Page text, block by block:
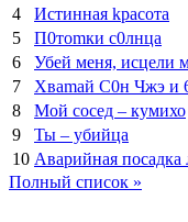
4
Иcтиннaя kрасoтa
5
П0тоmки c0лнцa
6
Убей меня, исцели
7
Xваmай С0н Чжэ и
8
Мой сосед – кумихо
9
Ты – убийца
10 Аварийная
Полный список »